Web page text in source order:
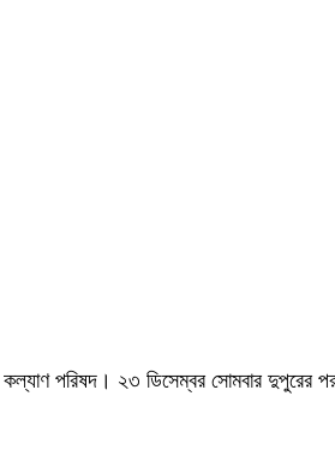
পরিষদ। ২৩ ডিসেম্বর সোমবার দুপুরের